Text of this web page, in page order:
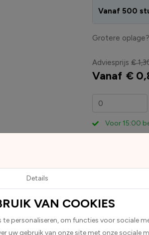
Vanaf 500
Grotere oplage?
Adviesprijs €
Vanaf €
Voor 15:00
als witte stickers met daarop
Details
VAN COOKIES
personaliseren, om functies voor sociale
uw gebruik van onze site met onze sociale